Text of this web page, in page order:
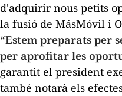
d'adquirir nous petits
la fusió de MásMóvil i
“Estem preparats per
per aprofitar les
garantit el president
també notarà els